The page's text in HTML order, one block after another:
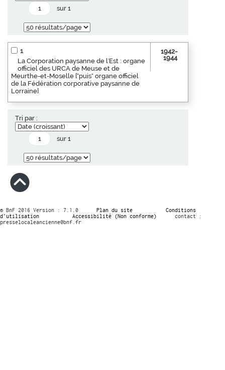
sur 1
1
La Corporation paysanne de l'Est : organe
officiel des URCA de Meuse et de
Meurthe-et-Moselle ["puis" organe officiel
de la Fédération corporative paysanne de
Lorraine]
1942-
1944
Tri par :
sur 1
© BnF 2016 Version : 7.1.0 Plan du site
Conditions
d’utilisation
Accessibilité (Non conforme)
contact :
presselocaleancienne@bnf.fr